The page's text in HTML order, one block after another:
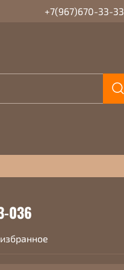
+7(967)670-33-33
036